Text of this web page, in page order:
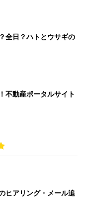
全日？ハトとウサギの
不動産ポータルサイト
ヒアリング・メール追